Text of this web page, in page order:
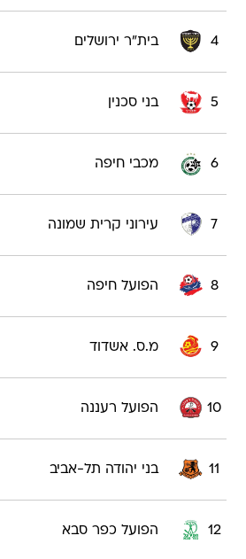
4 בית"ר ירושלים
5 בני סכנין
6 מכבי חיפה
7 עירוני קרית שמונה
8 הפועל חיפה
9 מ.ס. אשדוד
10 הפועל רעננה
11 בני יהודה תל-אביב
12 הפועל כפר סבא